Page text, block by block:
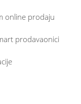
online prodaju
prodavaonici